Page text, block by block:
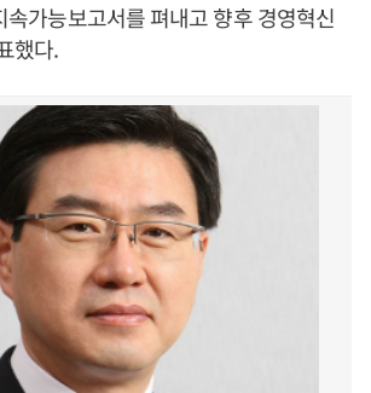
속가능보고서를 펴내고 향후 경영혁신
했다.